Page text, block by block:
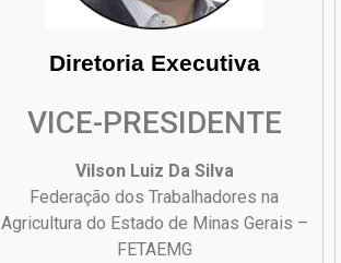
Diretoria Executiva
VICE-PRESIDENTE
Vilson Luiz Da Silva
Federação dos Trabalhadores na
Agricultura do Estado de Minas Gerais –
FETAEMG